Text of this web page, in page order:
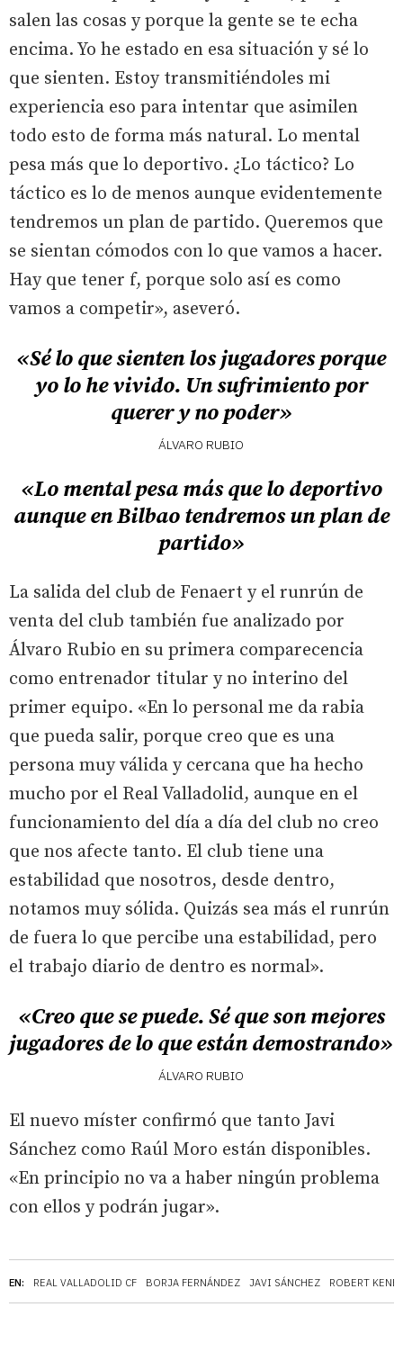
EN: REAL VALLADOLID CF BORJA FERNÁNDEZ JAVI SÁNCHEZ ROBERT
salen las cosas y porque la gente se te echa
encima. Yo he estado en esa situación y sé lo
que sienten. Estoy transmitiéndoles mi
experiencia eso para intentar que asimilen
todo esto de forma más natural. Lo mental
pesa más que lo deportivo. ¿Lo táctico? Lo
táctico es lo de menos aunque evidentemente
tendremos un plan de partido. Queremos que
se sientan cómodos con lo que vamos a hacer.
Hay que tener f, porque solo así es como
vamos a competir», aseveró.
«Sé lo que sienten los jugadores porque
yo lo he vivido. Un sufrimiento por
querer y no poder»
ÁLVARO RUBIO
«Lo mental pesa más que lo deportivo
aunque en Bilbao tendremos un plan de
partido»
La salida del club de Fenaert y el runrún de
venta del club también fue analizado por
Álvaro Rubio en su primera comparecencia
como entrenador titular y no interino del
primer equipo. «En lo personal me da rabia
que pueda salir, porque creo que es una
persona muy válida y cercana que ha hecho
mucho por el Real Valladolid, aunque en el
funcionamiento del día a día del club no creo
que nos afecte tanto. El club tiene una
estabilidad que nosotros, desde dentro,
notamos muy sólida. Quizás sea más el runrún
de fuera lo que percibe una estabilidad, pero
el trabajo diario de dentro es normal».
«Creo que se puede. Sé que son mejores
jugadores de lo que están demostrando»
ÁLVARO RUBIO
El nuevo míster confirmó que tanto Javi
Sánchez como Raúl Moro están disponibles.
«En principio no va a haber ningún problema
con ellos y podrán jugar».